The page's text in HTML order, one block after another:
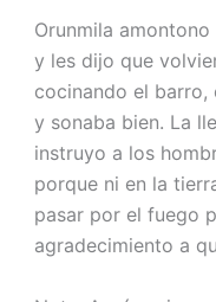
Orunmila
y les dijo que
cocinando el barro,
y sonaba bien. La
instruyo a los
porque ni en la
pasar por el fuego
agradecimiento a